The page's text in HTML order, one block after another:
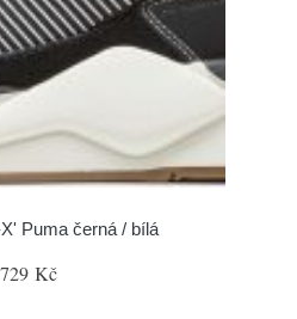
Puma černá / bílá
Kč